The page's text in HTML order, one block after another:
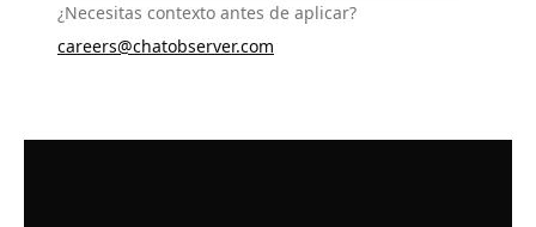
¿Necesitas contexto antes de aplicar?
careers@chatobserver.com